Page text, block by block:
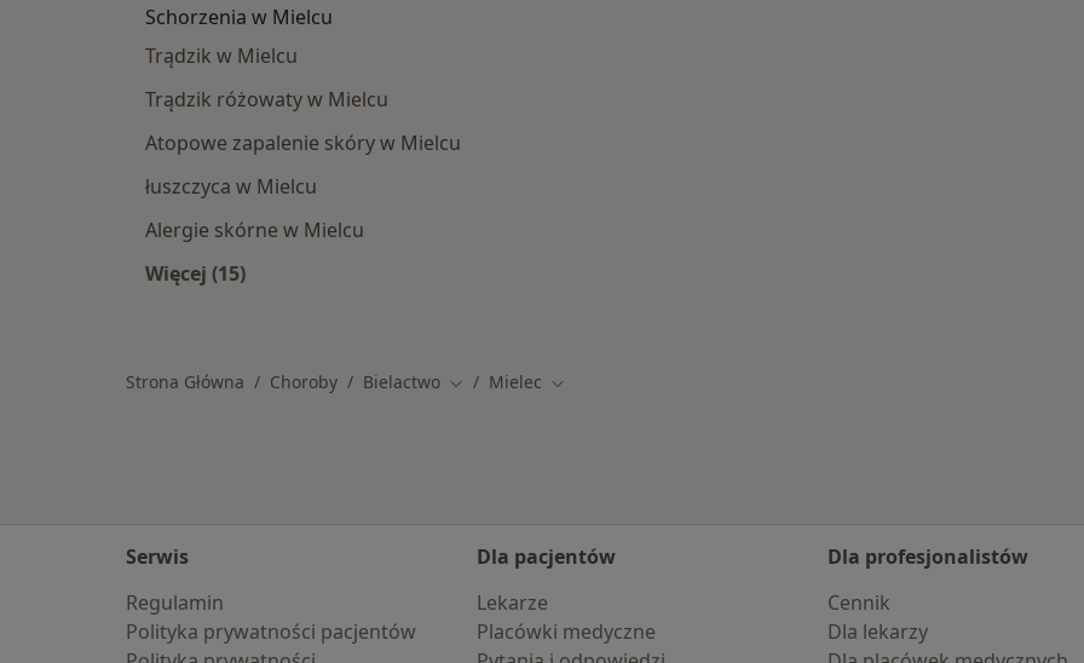
Schorzenia w Mielcu
Trądzik w Mielcu
Trądzik różowaty w Mielcu
Atopowe zapalenie skóry w Mielcu
łuszczyca w Mielcu
Alergie skórne w Mielcu
Więcej (15)
Strona Główna Choroby Bielactwo Zmień miasto
Mielec Zmień miasto
Serwis
Regulamin
Polityka prywatności pacjentów
Dla pacjentów
Lekarze
Placówki medyczne
Dla profesjonalistów
Cennik
Dla lekarzy